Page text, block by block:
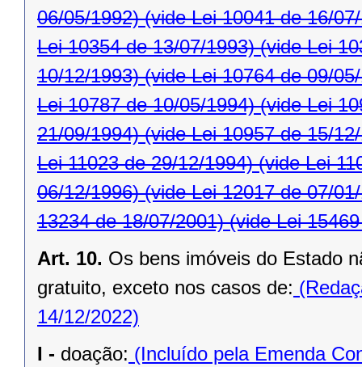
06/05/1992)(vide Lei 10041 de 16/
Lei 10354 de 13/07/1993)(vide Lei
10/12/1993)(vide Lei 10764 de 09/
Lei 10787 de 10/05/1994)(vide Lei
21/09/1994)(vide Lei 10957 de 15/
Lei 11023 de 29/12/1994)(vide Lei
06/12/1996)(vide Lei 12017 de 07/
13234 de 18/07/2001)(vide Lei
Art. 10. Os bens imóveis do Estado
gratuito, exceto nos casos de:
14/12/2022)
I - doação: (Incluído pela Emenda